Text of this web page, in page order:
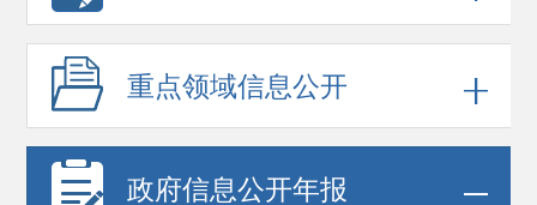
重点领域信息公开
政府信息公开年报